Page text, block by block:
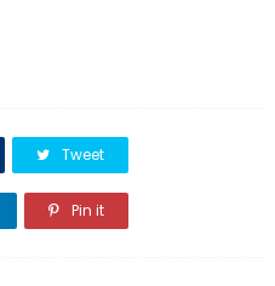
Tweet
Pin it